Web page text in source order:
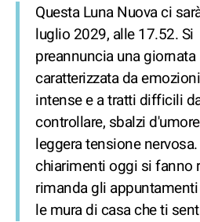
Questa Luna Nuova ci
luglio 2029, alle 17.52. Si
preannuncia una giornata
caratterizzata da emozioni
intense e a tratti difficili
controllare, sbalzi
leggera tensione nervosa.
chiarimenti oggi si fanno
rimanda gli
le mura di casa che ti